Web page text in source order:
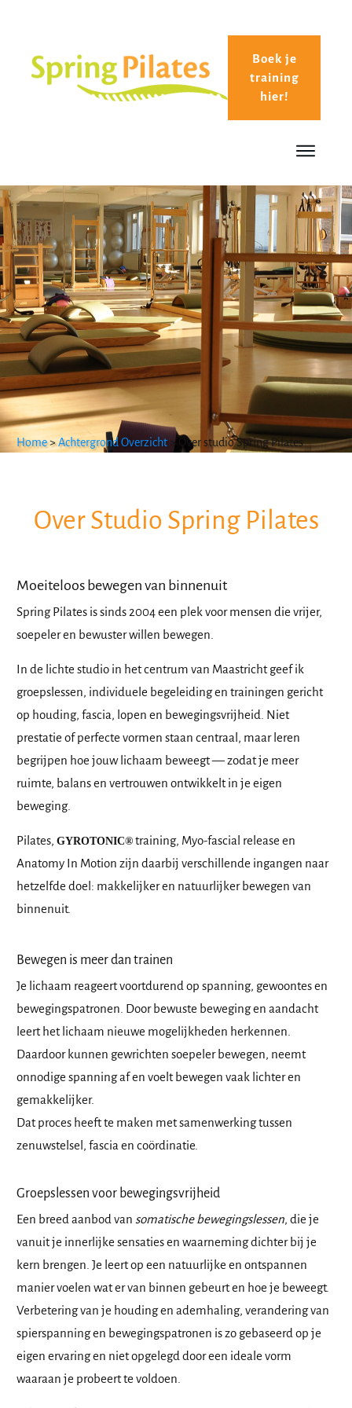
Boek je
training
hier!
Home>Achtergrond Overzicht > Over studio Spring Pilates
Over Studio Spring Pilates
Moeiteloos bewegen van binnenuit
Spring Pilates is sinds 2004 een plek voor mensen die vrijer,
soepeler en bewuster willen bewegen.
In de lichte studio in het centrum van Maastricht geef ik
groepslessen, individuele begeleiding en trainingen gericht
op houding, fascia, lopen en bewegingsvrijheid. Niet
prestatie of perfecte vormen staan centraal, maar leren
begrijpen hoe jouw lichaam beweegt — zodat je meer
ruimte, balans en vertrouwen ontwikkelt in je eigen
beweging.
Pilates, GYROTONIC® training, Myo-fascial release en
Anatomy In Motion zijn daarbij verschillende ingangen naar
hetzelfde doel: makkelijker en natuurlijker bewegen van
binnenuit.
Bewegen is meer dan trainen
Je lichaam reageert voortdurend op spanning, gewoontes en
bewegingspatronen. Door bewuste beweging en aandacht
leert het lichaam nieuwe mogelijkheden herkennen.
Daardoor kunnen gewrichten soepeler bewegen, neemt
onnodige spanning af en voelt bewegen vaak lichter en
gemakkelijker.
Dat proces heeft te maken met samenwerking tussen
zenuwstelsel, fascia en coördinatie.
Groepslessen voor bewegingsvrijheid
Een breed aanbod van somatische bewegingslessen, die je
vanuit je innerlijke sensaties en waarneming dichter bij je
kern brengen. Je leert op een natuurlijke en ontspannen
manier voelen wat er van binnen gebeurt en hoe je beweegt.
Verbetering van je houding en ademhaling, verandering van
spierspanning en bewegingspatronen is zo gebaseerd op je
eigen ervaring en niet opgelegd door een ideale vorm
waaraan je probeert te voldoen.